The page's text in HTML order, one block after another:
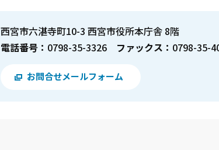
西宮市六湛寺町10-3 西宮市役所本庁舎 8階
電話番号： 0798-35-3326 ファックス： 0798-35-
お問合せメールフォーム